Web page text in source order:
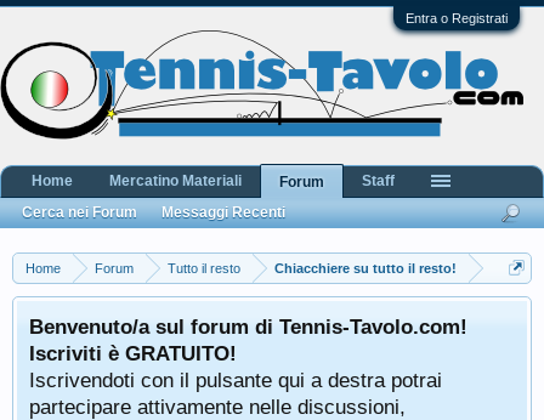
Entra o Registrati
Home Forum Tutto il resto Chiacchiere su tutto il resto!
Benvenuto/a sul forum di Tennis-Tavolo.com!
Iscriviti è GRATUITO!
Iscrivendoti con il pulsante qui a destra potrai
partecipare attivamente nelle discussioni,
Home Mercatino Materiali
Forum
Cerca nei Forum
Messaggi Recenti
Staff